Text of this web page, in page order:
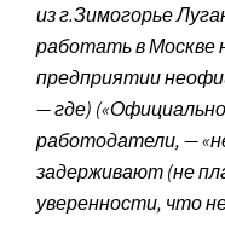
из г.Зимогорье
работать в Москве
предприятии
— где)
работодатели, —
задерживают (не
уверенности, что